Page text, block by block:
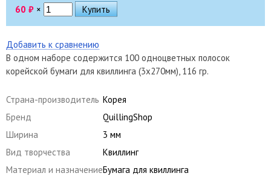
60 ₽ ×
Добавить к сравнению
В одном наборе содержится 100 одноцветных полосок
корейской бумаги для квиллинга (3х270мм), 116 гр.
Страна-производитель Корея
Бренд
QuillingShop
Ширина
3 мм
Вид творчества
Квиллинг
Материал и назначениеБумага для квиллинга